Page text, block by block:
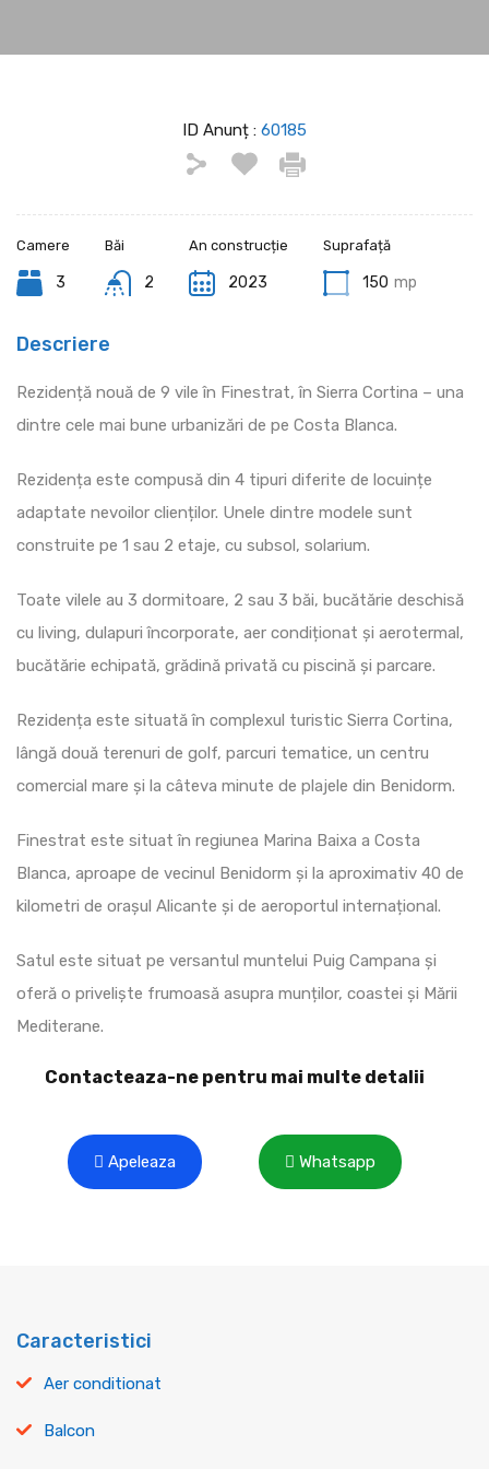
ID Anunț : 60185
Camere
3
Băi
2
An construcție
2023
Suprafață
150 mp
Descriere
Rezidență nouă de 9 vile în Finestrat, în Sierra Cortina – una
dintre cele mai bune urbanizări de pe Costa Blanca.
Rezidența este compusă din 4 tipuri diferite de locuințe
adaptate nevoilor clienților. Unele dintre modele sunt
construite pe 1 sau 2 etaje, cu subsol, solarium.
Toate vilele au 3 dormitoare, 2 sau 3 băi, bucătărie deschisă
cu living, dulapuri încorporate, aer condiționat și aerotermal,
bucătărie echipată, grădină privată cu piscină și parcare.
Rezidența este situată în complexul turistic Sierra Cortina,
lângă două terenuri de golf, parcuri tematice, un centru
comercial mare și la câteva minute de plajele din Benidorm.
Finestrat este situat în regiunea Marina Baixa a Costa
Blanca, aproape de vecinul Benidorm și la aproximativ 40 de
kilometri de orașul Alicante și de aeroportul internațional.
Satul este situat pe versantul muntelui Puig Campana și
oferă o priveliște frumoasă asupra munților, coastei și Mării
Mediterane.
Contacteaza-ne pentru mai multe detalii
Apeleaza Whatsapp
Caracteristici
Aer conditionat
Balcon